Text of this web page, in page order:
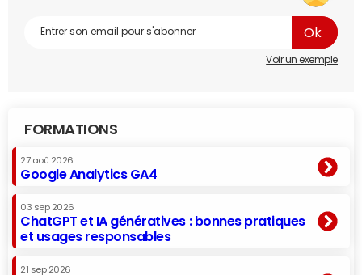
Voir un exemple
FORMATIONS
27 aoû 2026
Google Analytics GA4
03 sep 2026
ChatGPT et IA génératives : bonnes pratiques
et usages responsables
21 sep 2026